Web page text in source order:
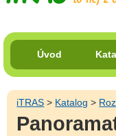
Úvod
iTRAS > Katalog >